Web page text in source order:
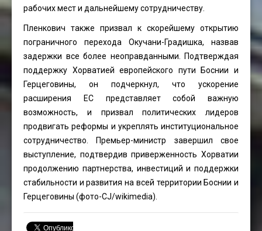
рабочих мест и дальнейшему сотрудничеству.
Пленкович также призвал к скорейшему открытию
пограничного перехода Окучани-Градишка, назвав
задержки все более неоправданными. Подтверждая
поддержку Хорватией европейского пути Боснии и
Герцеговины, он подчеркнул, что ускорение
расширения ЕС представляет собой важную
возможность, и призвал политических лидеров
продвигать реформы и укреплять институциональное
сотрудничество. Премьер-министр завершил свое
выступление, подтвердив приверженность Хорватии
продолжению партнерства, инвестиций и поддержки
стабильности и развития на всей территории Боснии и
Герцеговины (фото-CJ/wikimedia).